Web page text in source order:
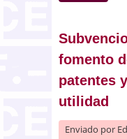
fomento
patentes
utilidad
Enviado por